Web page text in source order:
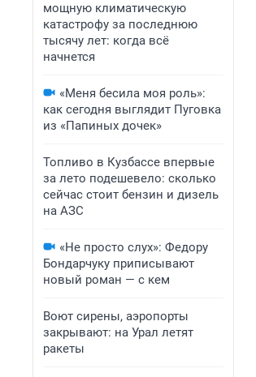
мощную климатическую
катастрофу за последнюю
тысячу лет: когда всё
начнется
«Меня бесила моя роль»:
как сегодня выглядит Пуговка
из «Папиных дочек»
Топливо в Кузбассе впервые
за лето подешевело: сколько
сейчас стоит бензин и дизель
на АЗС
«Не просто слух»: Федору
Бондарчуку приписывают
новый роман — с кем
Воют сирены, аэропорты
закрывают: на Урал летят
ракеты